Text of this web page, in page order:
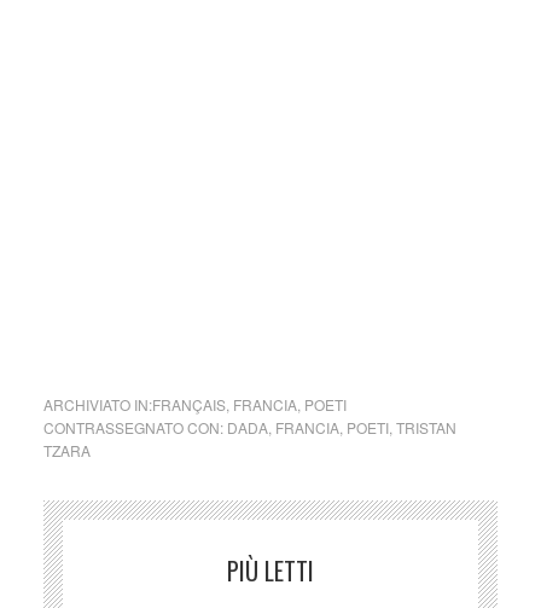
ARCHIVIATO IN:FRANÇAIS, FRANCIA, POETI
CONTRASSEGNATO CON: DADA, FRANCIA, POETI, TRISTAN
TZARA
PIÙ LETTI